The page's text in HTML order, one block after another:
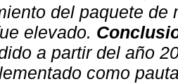
del paquete de
elevado.
a partir del año
como